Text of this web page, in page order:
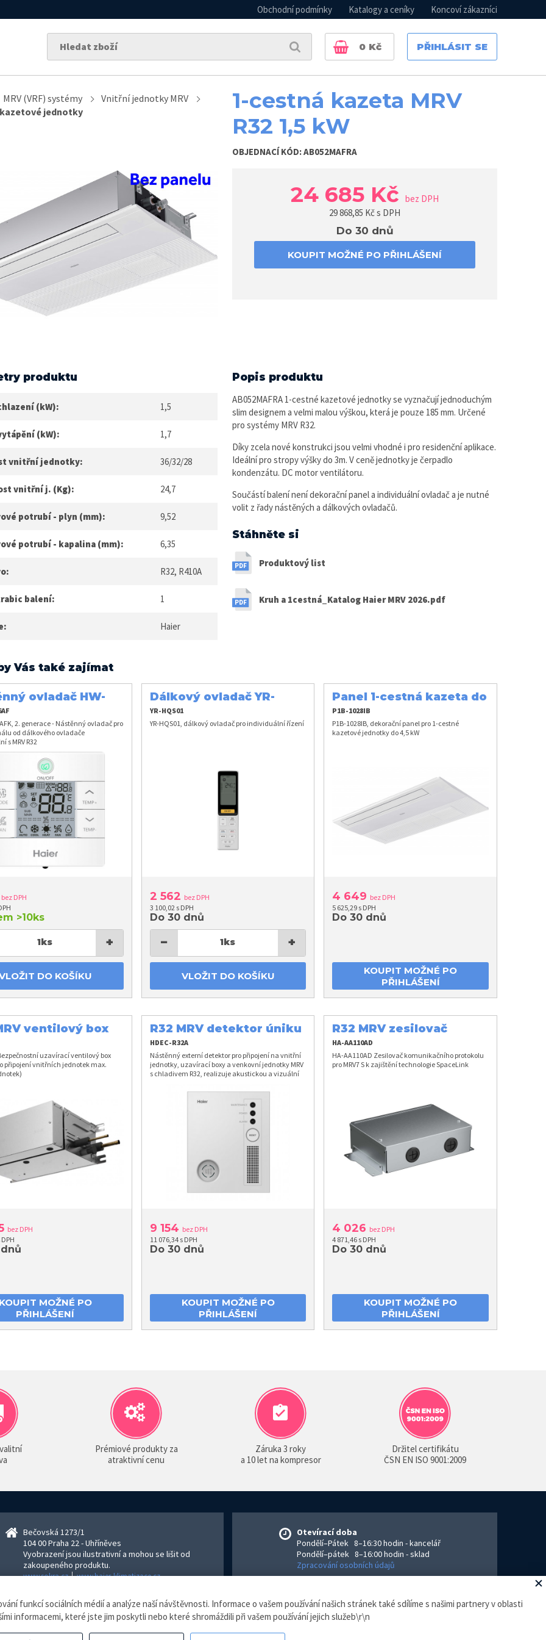
Obchodní podmínky Katalogy a ceníky Koncoví zákazníci
PŘIHLÁSIT SE
0 Kč
MRV (VRF) systémy
Vnitřní jednotky MRV
jednotky
1-cestná kazeta MRV
R32 1,5 kW
OBJEDNACÍ KÓD:AB052MAFRA
24 685 Kčbez DPH
29 868,85 Kč s DPH
Do 30 dnů
KOUPIT MOŽNÉ PO PŘIHLÁŠENÍ
produktu
(kW): 1,5
(kW): 1,7
vnitřní jednotky: 36/32/28
vnitřní j. (Kg): 24,7
potrubí - plyn (mm): 9,52
potrubí - kapalina (mm): 6,35
R32, R410A
balení: 1
Haier
Popis produktu
AB052MAFRA 1-cestné kazetové jednotky se vyznačují jednoduchým
slim designem a velmi malou výškou, která je pouze 185 mm. Určené
pro systémy MRV R32.
Díky zcela nové konstrukci jsou velmi vhodné i pro residenční aplikace.
Ideální pro stropy výšky do 3m. V ceně jednotky je čerpadlo
kondenzátu. DC motor ventilátoru.
Součástí balení není dekorační panel a individuální ovladač a je nutné
volit z řady nástěných a dálkových ovladačů.
Stáhněte si
Produktový list
Kruh a 1cestná_Katalog Haier MRV 2026.pdf
Vás také zajímat
ovladač HW-
2. generace - Nástěnný ovladač pro
od dálkového ovladače
s MRV R32
bez DPH
>10ks
1ks +
DO KOŠÍKU
Dálkový ovladač YR-
HQS01
YR-HQS01
YR-HQS01, dálkový ovladač pro individuální řízení
2 562 bez DPH
3 100,02 s DPH
Do 30 dnů
− 1ks +
VLOŽIT DO KOŠÍKU
Panel 1-cestná kazeta do
4,5 kW
P1B-1028IB
P1B-1028IB, dekorační panel pro 1-cestné
kazetové jednotky do 4,5 kW
4 649 bez DPH
5 625,29 s DPH
Do 30 dnů
KOUPIT MOŽNÉ PO
PŘIHLÁŠENÍ
ventilový box
uzavírací ventilový box
připojení vnitřních jednotek max.
bez DPH
KOUPIT MOŽNÉ PO
PŘIHLÁŠENÍ
R32 MRV detektor úniku
chladiva
HDEC-R32A
Nástěnný externí detektor pro připojení na vnitřní
jednotky, uzavírací boxy a venkovní jednotky MRV
s chladivem R32, realizuje akustickou a vizuální
9 154 bez DPH
11 076,34 s DPH
Do 30 dnů
KOUPIT MOŽNÉ PO
PŘIHLÁŠENÍ
R32 MRV zesilovač
komunikačního
protokolu
HA-AA110AD
HA-AA110AD Zesilovač komunikačního protokolu
pro MRV7 S k zajištění technologie SpaceLink
4 026 bez DPH
4 871,46 s DPH
Do 30 dnů
KOUPIT MOŽNÉ PO
PŘIHLÁŠENÍ
Prémiové produkty za
atraktivní cenu
Záruka 3 roky
a 10 let na kompresor
Držitel certifikátu
ČSN EN ISO 9001:2009
Bečovská 1273/1
104 00 Praha 22 - Uhříněves
Vyobrazení jsou ilustrativní a mohou se lišit od
zakoupeného produktu.
www.sokra.cz│www.haier-klimatizace.cz
Otevírací doba
Pondělí–Pátek 8–16:30 hodin - kancelář
Pondělí–pátek 8–16:00 hodin - sklad
Zpracování osobních údajů
všechna práva vyhrazena.Internetový obchodvytvořilo studioBlueGhost.
tržbu u správce daně online, v případě technického výpadku pak nejpozději do 48 hodin.
funkcí sociálních médií a analýze naší návštěvnosti. Informace o vašem používání našich stránek také sdílíme s našimi partnery v oblasti
informacemi, které jste jim poskytli nebo které shromáždili při vašem používání jejich služeb\r\n